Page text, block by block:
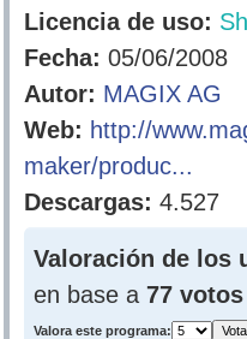
Licencia de uso:
Fecha: 05/06/2008
Autor: MAGIX AG
Web: http://
maker/produc...
Descargas: 4.527
Valoración de los
en base a 77 votos
Valora este programa: